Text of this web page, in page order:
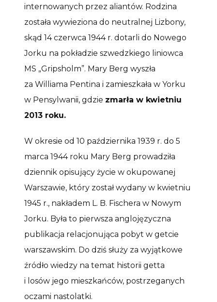
internowanych przez aliantów. Rodzina
została wywieziona do neutralnej Lizbony,
skąd 14 czerwca 1944 r. dotarli do Nowego
Jorku na pokładzie szwedzkiego liniowca
MS „Gripsholm”. Mary Berg wyszła
za Williama Pentina i zamieszkała w Yorku
w Pensylwanii, gdzie zmarła w kwietniu
2013 roku.
W okresie od 10 października 1939 r. do 5
marca 1944 roku Mary Berg prowadziła
dziennik opisujący życie w okupowanej
Warszawie, który został wydany w kwietniu
1945 r., nakładem L. B. Fischera w Nowym
Jorku. Była to pierwsza anglojęzyczna
publikacja relacjonująca pobyt w getcie
warszawskim. Do dziś służy za wyjątkowe
źródło wiedzy na temat historii getta
i losów jego mieszkańców, postrzeganych
oczami nastolatki.